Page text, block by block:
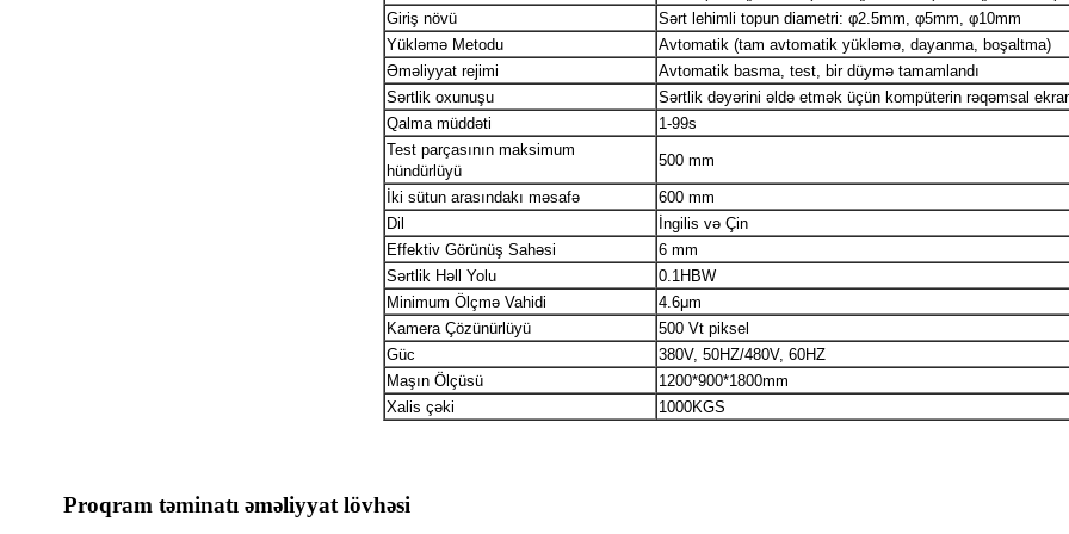
Giriş növü
Sərt lehimli topun diametri: φ2.5mm, φ5mm, φ10mm
Yükləmə Metodu
Avtomatik (tam avtomatik yükləmə, dayanma, boşaltma)
Əməliyyat rejimi
Avtomatik basma, test, bir düymə tamamlandı
Sərtlik oxunuşu
Sərtlik dəyərini əldə etmək üçün kompüterin rəqəmsal
Qalma müddəti
1-99s
Test parçasının maksimum
hündürlüyü
500 mm
İki sütun arasındakı məsafə
600 mm
Dil
İngilis və Çin
Effektiv Görünüş Sahəsi
6 mm
Sərtlik Həll Yolu
0.1HBW
Minimum Ölçmə Vahidi
4.6μm
Kamera Çözünürlüyü
500 Vt piksel
Güc
380V, 50HZ/480V, 60HZ
Maşın Ölçüsü
1200*900*1800mm
Xalis çəki
1000KGS
Proqram təminatı əməliyyat lövhəsi